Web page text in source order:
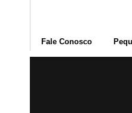
Fale Conosco